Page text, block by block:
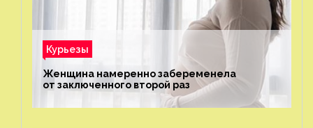
Курьезы
Женщина намеренно забеременела
от заключенного второй раз